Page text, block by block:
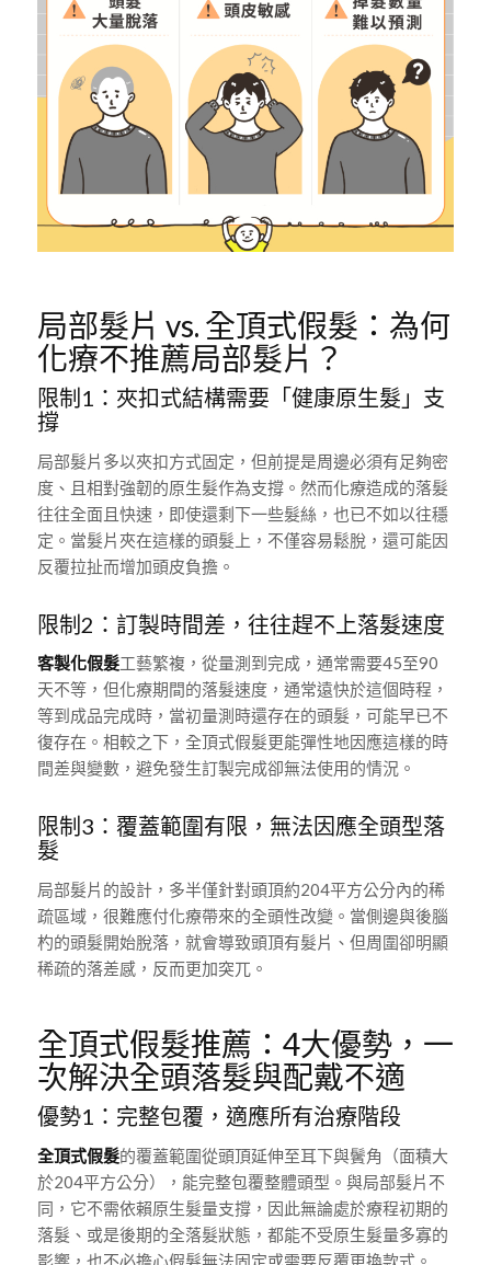
局部髮片 vs. 全頂式假髮：為何
化療不推薦局部髮片？
限制1：夾扣式結構需要「健康原生髮」支
撐
局部髮片多以夾扣方式固定，但前提是周邊必須有足夠密
度、且相對強韌的原生髮作為支撐。然而化療造成的落髮
往往全面且快速，即使還剩下一些髮絲，也已不如以往穩
定。當髮片夾在這樣的頭髮上，不僅容易鬆脫，還可能因
反覆拉扯而增加頭皮負擔。
限制2：訂製時間差，往往趕不上落髮速度
客製化假髮工藝繁複，從量測到完成，通常需要45至90
天不等，但化療期間的落髮速度， 通常遠快於這個時程，
等到成品完成時，當初量測時還存在的頭髮，可能早已不
復存在。相較之下，全頂式假髮更能彈性地因應這樣的時
間差與變數，避免發生訂製完成卻無法使用的情況。
限制3：覆蓋範圍有限，無法因應全頭型落
髮
局部髮片的設計，多半僅針對頭頂約204平方公分內的稀
疏區域，很難應付化療帶來的全頭性改變。當側邊與後腦
杓的頭髮開始脫落，就會導致頭頂有髮片、但周圍卻明顯
稀疏的落差感，反而更加突兀。
全頂式假髮推薦：4大優勢，一
次解決全頭落髮與配戴不適
優勢1：完整包覆，適應所有治療階段
全頂式假髮的覆蓋範圍從頭頂延伸至耳下與鬢角（面積大
於204平方公分），能完整包覆整體頭型。與局部髮片不
同，它不需依賴原生髮量支撐，因此無論處於療程初期的
落髮、或是後期的全落髮狀態，都能不受原生髮量多寡的
影響，也不必擔心假髮無法固定或需要反覆更換款式。